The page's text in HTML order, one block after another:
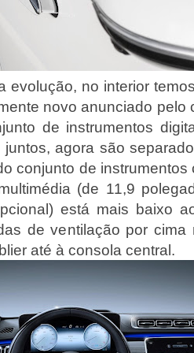
evolução, no interior
novo anunciado pelo
de instrumentos
juntos, agora são
conjunto de instrumentos
(de 11,9
está mais baixo
de ventilação por cima
até à consola central.